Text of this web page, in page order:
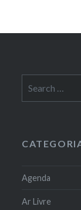
for:
Agenda
Ar Livre